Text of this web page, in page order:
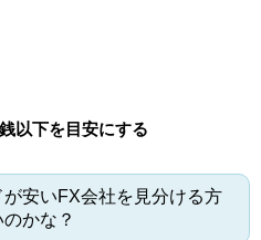
以下を目安にする
が安いFX会社を見分ける方
かな？